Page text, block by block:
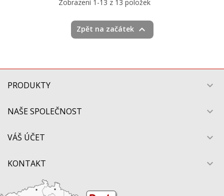
Zobrazení 1-13 z 13 položek
Zpět na začátek 
PRODUKTY 
NAŠE SPOLEČNOST 
VÁŠ ÚČET 
KONTAKT 